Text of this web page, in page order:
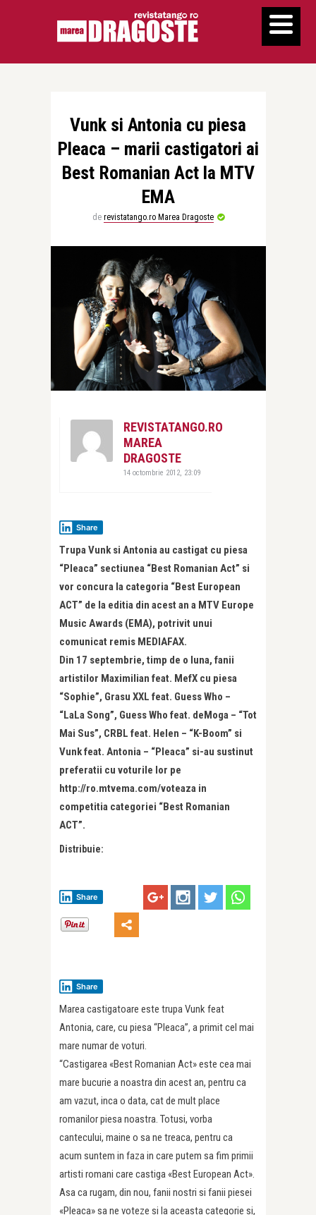
Vunk si Antonia cu piesa
Pleaca – marii castigatori ai
Best Romanian Act la MTV
EMA
de revistatango.ro Marea Dragoste
REVISTATANGO.RO
MAREA
DRAGOSTE
14 octombrie 2012, 23:09
Share
Trupa Vunk si Antonia au castigat cu piesa
“Pleaca” sectiunea “Best Romanian Act” si
vor concura la categoria “Best European
ACT” de la editia din acest an a MTV Europe
Music Awards (EMA), potrivit unui
comunicat remis MEDIAFAX.
Din 17 septembrie, timp de o luna, fanii
artistilor Maximilian feat. MefX cu piesa
“Sophie”, Grasu XXL feat. Guess Who –
“LaLa Song”, Guess Who feat. deMoga – “Tot
Mai Sus”, CRBL feat. Helen – “K-Boom” si
Vunk feat. Antonia – “Pleaca” si-au sustinut
preferatii cu voturile lor pe
http://ro.mtvema.com/voteaza in
competitia categoriei “Best Romanian
ACT”.
Distribuie:
Share
Share
Marea castigatoare este trupa Vunk feat
Antonia, care, cu piesa “Pleaca”, a primit cel mai
mare numar de voturi.
“Castigarea «Best Romanian Act» este cea mai
mare bucurie a noastra din acest an, pentru ca
am vazut, inca o data, cat de mult place
romanilor piesa noastra. Totusi, vorba
cantecului, maine o sa ne treaca, pentru ca
acum suntem in faza in care putem sa fim primii
artisti romani care castiga «Best European Act».
Asa ca rugam, din nou, fanii nostri si fanii piesei
«Pleaca» sa ne voteze si la aceasta categorie si,